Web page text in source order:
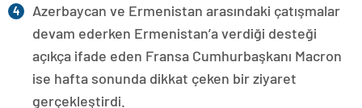
Azerbaycan ve Ermenistan arasındaki çatışmalar
devam ederken Ermenistan’a verdiği desteği
açıkça ifade eden Fransa Cumhurbaşkanı Macron
ise hafta sonunda dikkat çeken bir ziyaret
gerçekleştirdi.